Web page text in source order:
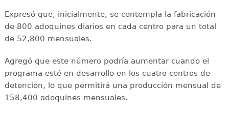
Expresó que, inicialmente, se contempla la fabricación
de 800 adoquines diarios en cada centro para un total
de 52,800 mensuales.
Agregó que este número podría aumentar cuando el
programa esté en desarrollo en los cuatro centros de
detención, lo que permitirá una producción mensual de
158,400 adoquines mensuales.